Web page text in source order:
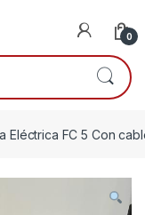
0
Eléctrica FC 5 Con